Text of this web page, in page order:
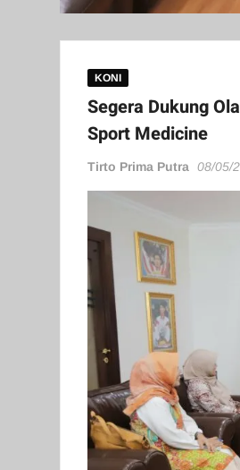
KONI
Segera Dukung
Sport Medicine
Tirto Prima Putra 08/05/